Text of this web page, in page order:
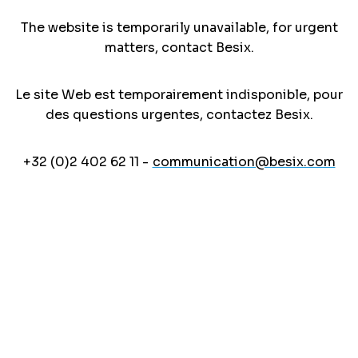
The website is temporarily unavailable, for urgent
matters, contact Besix.
Le site Web est temporairement indisponible, pour
des questions urgentes, contactez Besix.
+32 (0)2 402 62 11 - communication@besix.com